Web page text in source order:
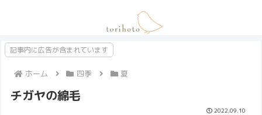
記事内に広告が含まれています
ホーム 四季 夏
チガヤの綿毛
2022.09.10